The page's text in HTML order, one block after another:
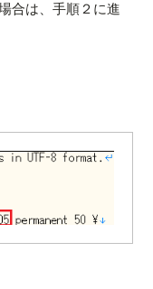
合は、手順２に進